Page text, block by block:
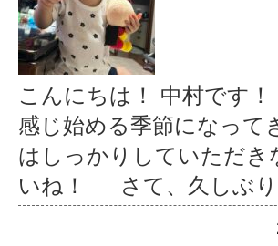
こんにちは！ 中村です
感じ始める季節になって
はしっかりしていただ
いね！ さて、久しぶり